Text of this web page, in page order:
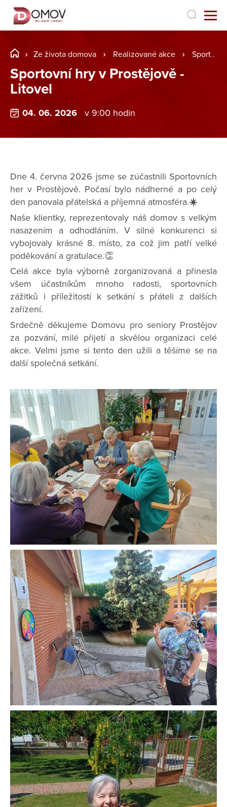
Ze života domova Realizované akce Sportovní hry v Prostějově - Litovel
Sportovní hry v Prostějově -
Litovel
04. 06. 2026 v 9:00 hodin
Dne 4. června 2026 jsme se zúčastnili Sportovních
her v Prostějově. Počasí bylo nádherné a po celý
den panovala přátelská a příjemná atmosféra.☀️
Naše klientky, reprezentovaly náš domov s velkým
nasazením a odhodláním. V silné konkurenci si
vybojovaly krásné 8. místo, za což jim patří velké
poděkování a gratulace.👏
Celá akce byla výborně zorganizovaná a přinesla
všem účastníkům mnoho radosti, sportovních
zážitků i příležitostí k setkání s přáteli z dalších
zařízení.
Srdečně děkujeme Domovu pro seniory Prostějov
za pozvání, milé přijetí a skvělou organizaci celé
akce. Velmi jsme si tento den užili a těšíme se na
další společná setkání.